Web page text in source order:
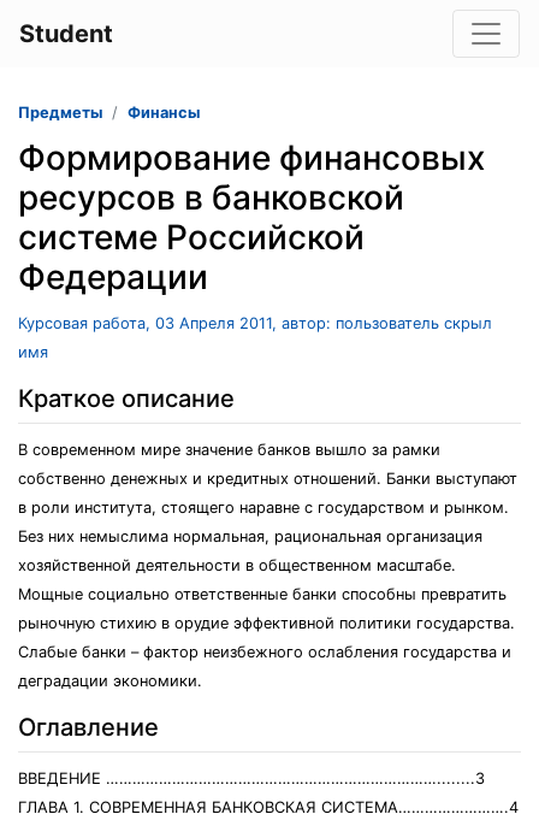
Student
Предметы Финансы
Формирование финансовых
ресурсов в банковской
системе Российской
Федерации
Курсовая работа, 03 Апреля 2011, автор: пользователь скрыл
имя
Краткое описание
В современном мире значение банков вышло за рамки
собственно денежных и кредитных отношений. Банки выступают
в роли института, стоящего наравне с государством и рынком.
Без них немыслима нормальная, рациональная организация
хозяйственной деятельности в общественном масштабе.
Мощные социально ответственные банки способны превратить
рыночную стихию в орудие эффективной политики государства.
Слабые банки – фактор неизбежного ослабления государства и
деградации экономики.
Оглавление
ВВЕДЕНИЕ …………………………………………………………………........3
ГЛАВА 1. СОВРЕМЕННАЯ БАНКОВСКАЯ СИСТЕМА…………………….4